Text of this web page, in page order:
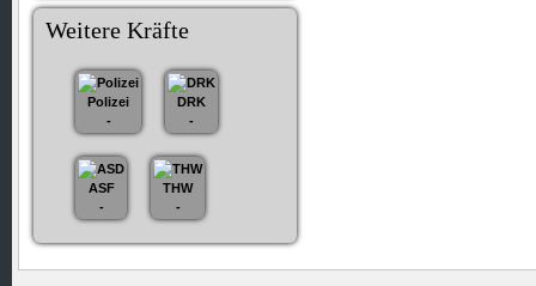
Weitere Kräfte
Polizei
-
DRK
-
ASF
-
THW
-